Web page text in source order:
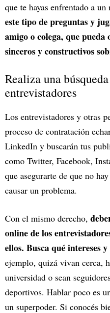
que te hayas enfrentado a
este tipo de preguntas y
amigo o colega, que
sinceros y constructivos
Realiza una
entrevistadores
Los entrevistadores y otras
proceso de contratación
LinkedIn y buscarán tus
como Twitter, Facebook,
que asegurarte de que no
causar un problema.
Con el mismo derecho,
online de los
ellos. Busca qué intereses
ejemplo, quizá vivan cerca,
universidad o sean
deportivos. Hablar poco es
un superpoder. Si conocés